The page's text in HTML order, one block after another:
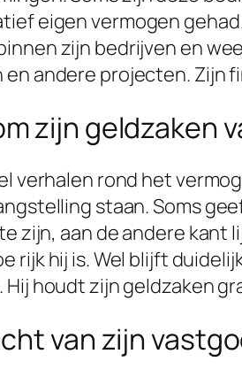
eigen vermogen
zijn bedrijven en
andere projecten. Zijn
zijn geldzaken
verhalen rond het
staan. Soms
zijn, aan de andere
rijk hij is. Wel blijft
Hij houdt zijn geldzaken
van zijn